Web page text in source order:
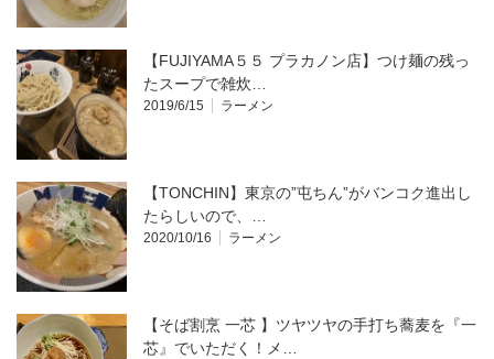
【FUJIYAMA５５ プラカノン店】つけ麺の残っ
たスープで雑炊…
2019/6/15 ラーメン
【TONCHIN】東京の”屯ちん”がバンコク進出し
たらしいので、…
2020/10/16 ラーメン
【そば割烹 一芯 】ツヤツヤの手打ち蕎麦を『一
芯』でいただく！メ…